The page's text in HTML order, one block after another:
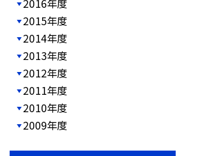
2016年度
2015年度
2014年度
2013年度
2012年度
2011年度
2010年度
2009年度